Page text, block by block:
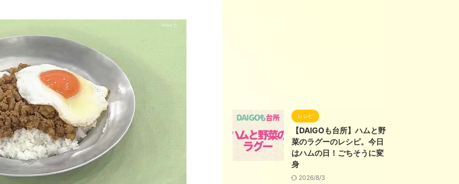
レシピ
【DAIGOも台所】ハムと野
菜のラグーのレシピ。今日
はハムの日！ごちそうに変
身
2026/8/3